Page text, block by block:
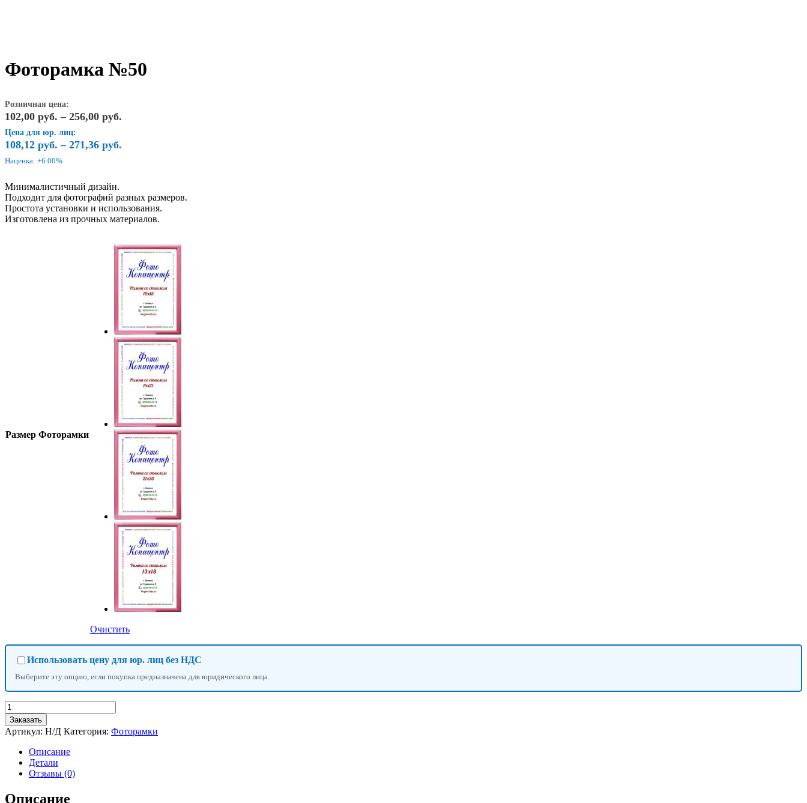
Фоторамка №50
Розничная цена:
102,00 руб. – 256,00 руб.
Цена для юр. лиц:
108,12 руб. – 271,36 руб.
Наценка: +6.00%
Минималистичный дизайн.
Подходит для фотографий разных размеров.
Простота установки и использования.
Изготовлена из прочных материалов.
Размер Фоторамки
Очистить
Использовать цену для юр. лиц без НДС
Выберите эту опцию, если покупка предназначена для юридического лица.
Количество
товара
Фоторамка
№50
Заказать
Артикул: Н/Д Категория: Фоторамки
Описание
Детали
Отзывы (0)
Описание